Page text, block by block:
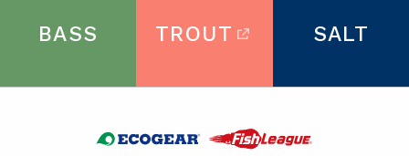
BASS TROUT SALT